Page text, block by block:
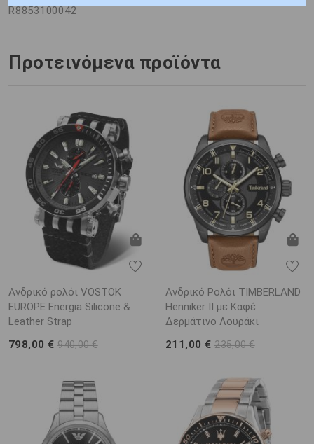
R8853100042
Προτεινόμενα προϊόντα
Ανδρικό ρολόι VOSTOK
EUROPE Energia Silicone &
Leather Strap
798,00 €940,00 €
Ανδρικό Ρολόι TIMBERLAND
Henniker II με Καφέ
Δερμάτινο Λουράκι
211,00 €235,00 €